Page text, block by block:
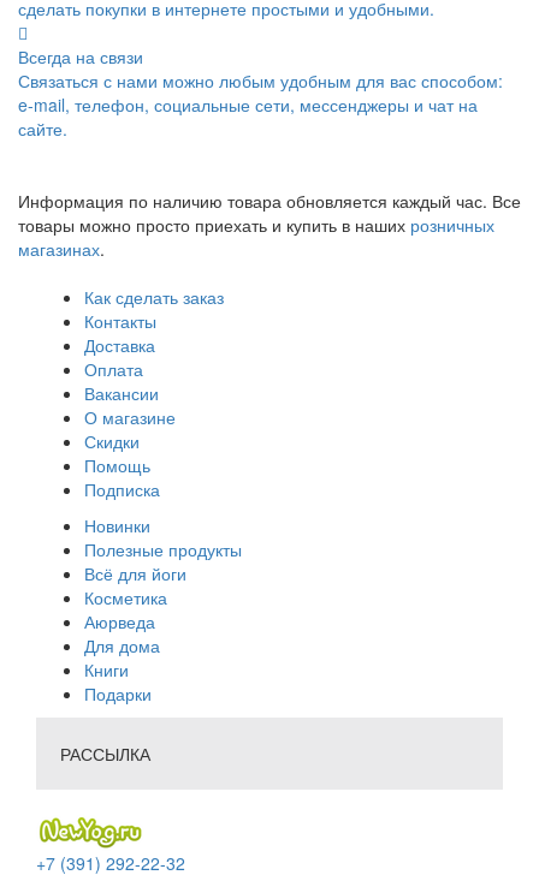
сделать покупки в интернете простыми и удобными.
Всегда на связи
Связаться с нами можно любым удобным для вас способом:
e-mail, телефон, социальные сети, мессенджеры и чат на
сайте.
Информация по наличию товара обновляется каждый час. Все
товары можно просто приехать и купить в наших розничных
магазинах.
Как сделать заказ
Контакты
Доставка
Оплата
Вакансии
О магазине
Скидки
Помощь
Подписка
Новинки
Полезные продукты
Всё для йоги
Косметика
Аюрведа
Для дома
Книги
Подарки
РАССЫЛКА
+7 (391) 292-22-32